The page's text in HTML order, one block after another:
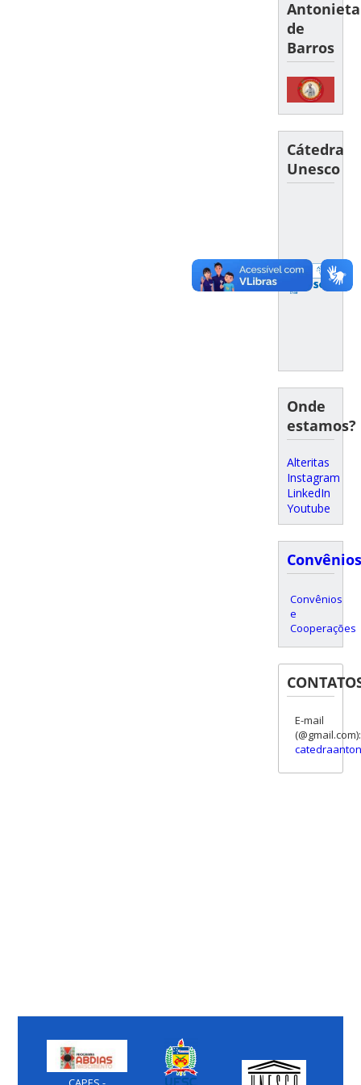
Antonieta
de
Barros
Cátedra
Unesco
Onde
estamos?
Alteritas
Instagram
LinkedIn
Youtube
Convênios
Convênios
e
Cooperações
E-mail
(@gmail.com):